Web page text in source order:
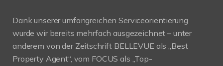
Dank unserer umfangreichen Serviceorientierung
wurde wir bereits mehrfach ausgezeichnet – unter
anderem von der Zeitschrift BELLEVUE als „Best
Property Agent“, vom FOCUS als „Top-